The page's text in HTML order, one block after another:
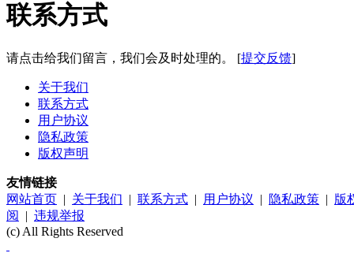
联系方式
请点击给我们留言，我们会及时处理的。 [提交反馈]
关于我们
联系方式
用户协议
隐私政策
版权声明
友情链接
网站首页 | 关于我们 | 联系方式 | 用户协议 | 隐私政策 | 版
阅
| 违规举报
(c) All Rights Reserved